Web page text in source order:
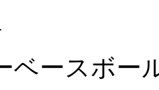
ベースボー